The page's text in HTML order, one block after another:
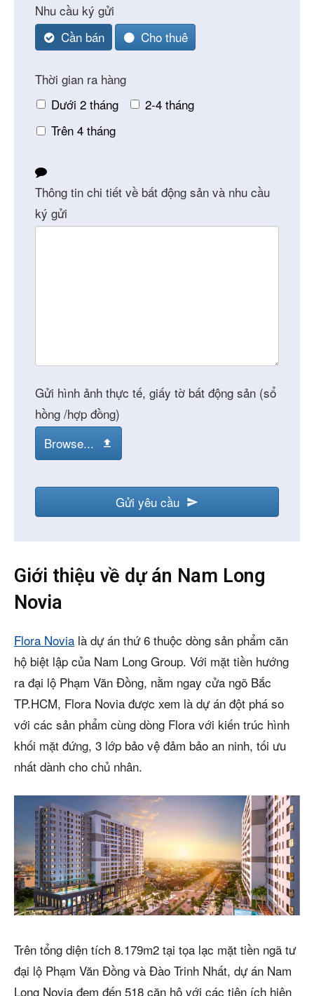
Nhu cầu ký gửi
Cần bán
Cho thuê
Thời gian ra hàng
Dưới 2 tháng
2-4 tháng
Trên 4 tháng
Thông tin chi tiết về bất động sản và nhu cầu
ký gửi
Gửi hình ảnh thực tế, giấy tờ bất động sản (sổ
hồng /hợp đồng)
Browse...
Gửi yêu cầu
Giới thiệu về dự án Nam Long
Novia
Flora Novia là dự án thứ 6 thuộc dòng sản phẩm căn
hộ biệt lập của Nam Long Group. Với mặt tiền hướng
ra đại lộ Phạm Văn Đồng, nằm ngay cửa ngõ Bắc
TP.HCM, Flora Novia được xem là dự án đột phá so
với các sản phẩm cùng dòng Flora với kiến trúc hình
khối mặt đứng, 3 lớp bảo vệ đảm bảo an ninh, tối ưu
nhất dành cho chủ nhân.
Trên tổng diện tích 8.179m2 tại tọa lạc mặt tiền ngã tư
đại lộ Phạm Văn Đồng và Đào Trinh Nhất, dự án Nam
Long Novia đem đến 518 căn hộ với các tiện ích hiện